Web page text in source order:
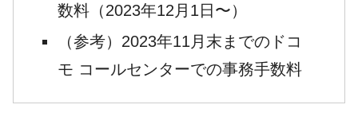
数料（2023年12月1日〜）
（参考）2023年11月末までのドコ
モ コールセンターでの事務手数料